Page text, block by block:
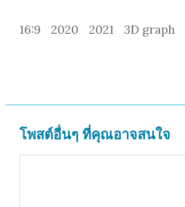
16:9 2020 2021 3D graph
โพสต์อื่นๆ ที่คุณอาจสนใจ